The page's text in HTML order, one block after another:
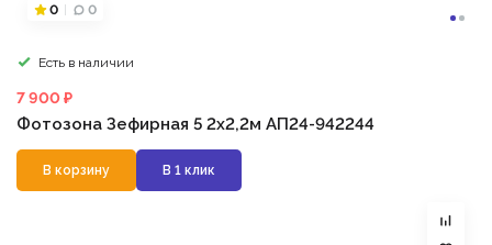
0 0
Есть в наличии
7 900 ₽
Фотозона Зефирная 5 2х2,2м АП24-942244
В корзину В 1 клик